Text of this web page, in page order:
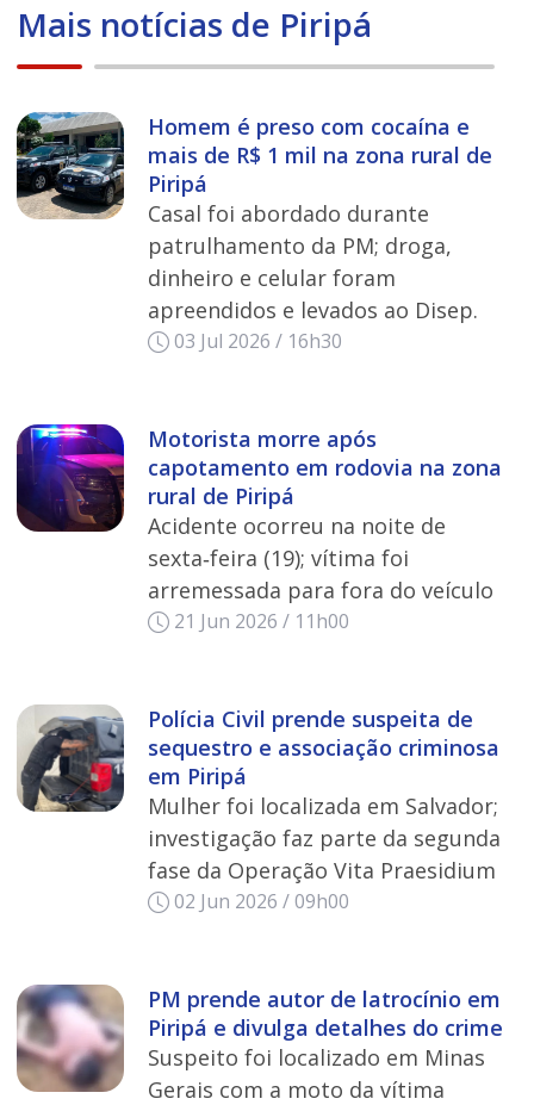
Mais notícias de Piripá
Homem é preso com cocaína e
mais de R$ 1 mil na zona rural de
Piripá
Casal foi abordado durante
patrulhamento da PM; droga,
dinheiro e celular foram
apreendidos e levados ao Disep.
03 Jul 2026 / 16h30
Motorista morre após
capotamento em rodovia na zona
rural de Piripá
Acidente ocorreu na noite de
sexta‑feira (19); vítima foi
arremessada para fora do veículo
21 Jun 2026 / 11h00
Polícia Civil prende suspeita de
sequestro e associação criminosa
em Piripá
Mulher foi localizada em Salvador;
investigação faz parte da segunda
fase da Operação Vita Praesidium
02 Jun 2026 / 09h00
PM prende autor de latrocínio em
Piripá e divulga detalhes do crime
Suspeito foi localizado em Minas
Gerais com a moto da vítima